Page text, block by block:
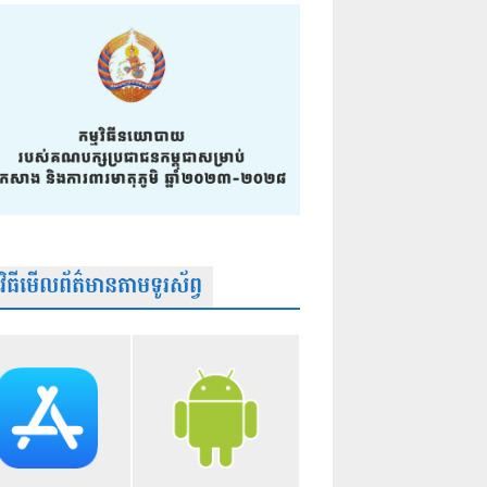
ធីមើលព័ត៌មានតាមទូរស័ព្វ